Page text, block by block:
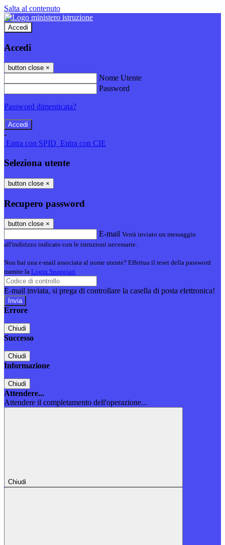
Salta al contenuto
Accedi
Accedi
button close ×
Nome Utente
Password
Password dimenticata?
-
Entra con SPID Entra con CIE
Seleziona utente
button close ×
Recupero password
button close ×
E-mail Verrà inviato un messaggio
all'indirizzo indicato con le istruzioni necessarie.
Non hai una e-mail associata al nome utente? Effettua il reset della password
tramite la Login Spaggiari
E-mail inviata, si prega di controllare la casella di posta elettronica!
Errore
Chiudi
Successo
Chiudi
Informazione
Chiudi
Attendere...
Attendere il completamento dell'operazione...
Chiudi